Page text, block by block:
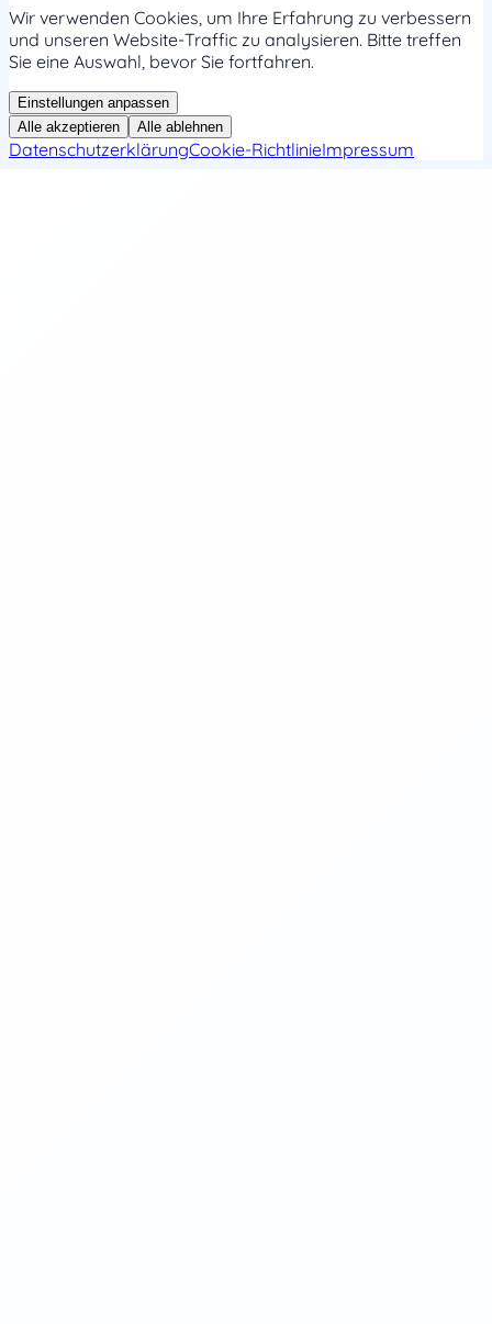
Wir verwenden Cookies, um Ihre Erfahrung zu verbessern
und unseren Website-Traffic zu analysieren. Bitte treffen
Sie eine Auswahl, bevor Sie fortfahren.
Einstellungen anpassen
Alle akzeptieren
Alle ablehnen
DatenschutzerklärungCookie-RichtlinieImpressum